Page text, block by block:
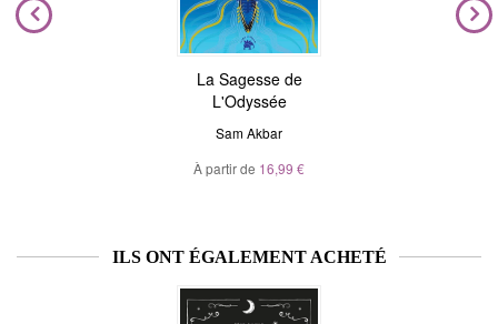
La Sagesse de
L'Odyssée
Sam Akbar
À partir de 16,99 €
ILS ONT ÉGALEMENT ACHETÉ